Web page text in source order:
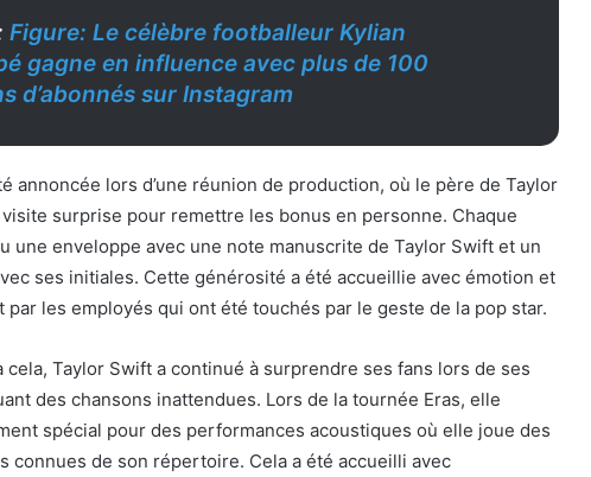
Figure: Le célèbre footballeur Kylian
gagne en influence avec plus de 100
d’abonnés sur Instagram
annoncée lors d’une réunion de production, où le père de Taylor
surprise pour remettre les bonus en personne. Chaque
une enveloppe avec une note manuscrite de Taylor Swift et un
ses initiales. Cette générosité a été accueillie avec émotion et
par les employés qui ont été touchés par le geste de la pop star.
cela, Taylor Swift a continué à surprendre ses fans lors de ses
des chansons inattendues. Lors de la tournée Eras, elle
spécial pour des performances acoustiques où elle joue des
connues de son répertoire. Cela a été accueilli avec